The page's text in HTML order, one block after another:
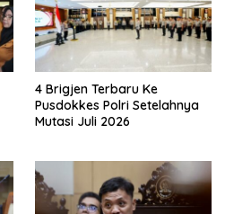
4 Brigjen Terbaru Ke
Pusdokkes Polri Setelahnya
Mutasi Juli 2026